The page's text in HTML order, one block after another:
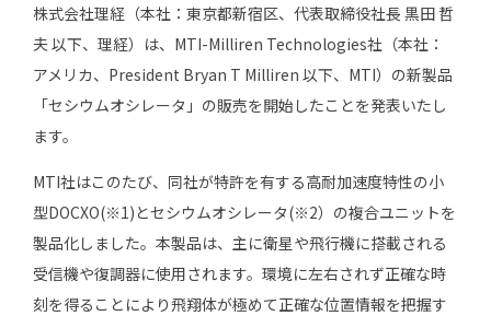
株式会社理経（本社：東京都新宿区、代表取締役社長 黒田 哲
夫 以下、理経）は、MTI-Milliren Technologies社（本社：
アメリカ、President Bryan T Milliren 以下、MTI）の新製品
「セシウムオシレータ」の販売を開始したことを発表いたし
ます。
MTI社はこのたび、同社が特許を有する高耐加速度特性の小
型DOCXO(※1)とセシウムオシレータ(※2）の複合ユニットを
製品化しました。本製品は、主に衛星や飛行機に搭載される
受信機や復調器に使用されます。環境に左右されず正確な時
刻を得ることにより飛翔体が極めて正確な位置情報を把握す